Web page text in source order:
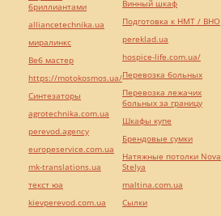
бриллиантами
alliancetechnika.ua
миралинкс
Веб мастер
https://motokosmos.ua/
Синтезаторы
agrotechnika.com.ua
perevod.agency
europeservice.com.ua
mk-translations.ua
текст юа
kievperevod.com.ua
Винный шкаф
Подготовка к НМТ / ВНО
pereklad.ua
hospice-life.com.ua/
Перевозка больных
Перевозка лежачих
больных за границу
Шкафы купе
Брендовые сумки
Натяжные потолки Nova
Stelya
maltina.com.ua
Cылки